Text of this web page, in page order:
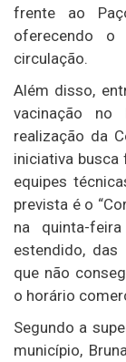
frente ao
oferecendo
circulação.
Além disso,
vacinação no
realização da
iniciativa busca
equipes
prevista é o
na quinta-
estendido,
que não
o horário
Segundo a
município,